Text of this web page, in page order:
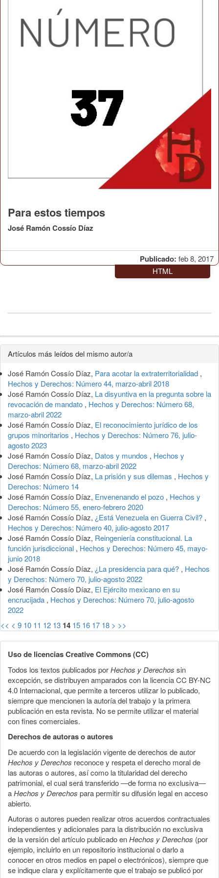
Publicado: feb 8, 2017
Para estos tiempos
José Ramón Cossío Díaz
HTML
Detalles
del
artículo
Artículos más leídos del mismo autor/a
José Ramón Cossío Díaz, Para acotar la extraterritorialidad ,
Hechos y Derechos: Número 44, marzo-abril 2018
José Ramón Cossío Díaz, La disyuntiva en la pregunta sobre la
revocación de mandato , Hechos y Derechos: Número 68,
marzo-abril 2022
José Ramón Cossío Díaz, El reconocimiento jurídico de los
grupos minoritarios , Hechos y Derechos: Número 76, julio-
agosto 2023
José Ramón Cossío Díaz, Datos y mundos , Hechos y
Derechos: Número 68, marzo-abril 2022
José Ramón Cossío Díaz, La prisión y sus dilemas , Hechos y
Derechos: Número 14
José Ramón Cossío Díaz, Envenenando el pozo , Hechos y
Derechos: Número 55, enero-febrero 2020
José Ramón Cossío Díaz, ¿Está Venezuela en Guerra Civil? ,
Hechos y Derechos: Número 40, julio-agosto 2017
José Ramón Cossío Díaz, Reingeniería constitucional. La
función jurisdiccional , Hechos y Derechos: Número 45, mayo-
junio 2018
José Ramón Cossío Díaz, ¿La presidencia para qué? , Hechos
y Derechos: Número 70, julio-agosto 2022
José Ramón Cossío Díaz, El Ejército mexicano en su
encrucijada , Hechos y Derechos: Número 70, julio-agosto
2022
<< < 9 10 11 12 13 14 15 16 17 18 > >>
Uso de licencias Creative Commons (CC)
Todos los textos publicados porHechos y Derechos sin
excepción, se distribuyen amparados con la licencia CC BY-NC
4.0 Internacional, que permite a terceros utilizar lo publicado,
siempre que mencionen la autoría del trabajo y la primera
publicación en esta revista. No se permite utilizar el material
con fines comerciales.
Derechos de autoras o autores
De acuerdo con la legislación vigente de derechos de autor
Hechos y Derechos reconoce y respeta el derecho moral de
las autoras o autores, así como la titularidad del derecho
patrimonial, el cual será transferido —de forma no exclusiva—
aHechos y Derechos para permitir su difusión legal en acceso
abierto.
Autoras o autores pueden realizar otros acuerdos contractuales
independientes y adicionales para la distribución no exclusiva
de la versión del artículo publicado enHechos y Derechos (por
ejemplo, incluirlo en un repositorio institucional o darlo a
conocer en otros medios en papel o electrónicos), siempre que
se indique clara y explícitamente que el trabajo se publicó por